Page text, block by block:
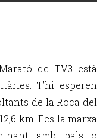
de TV3 està
T’hi esperen
de la Roca del
km. Fes la marxa
amb pals o